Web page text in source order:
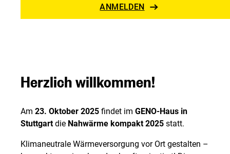
ANMELDEN
Herzlich willkommen!
Am 23. Oktober 2025 findet im GENO-Haus in
Stuttgartdie Nahwärme kompakt 2025 statt.
Klimaneutrale Wärmeversorgung vor Ort gestalten –